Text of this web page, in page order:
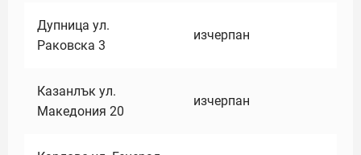
Дупница ул.
Раковска 3
изчерпан
Казанлък ул.
Македония 20
изчерпан